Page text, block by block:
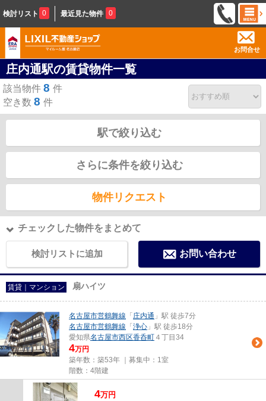
検討リスト 0 最近見た物件 0
お問合せ
庄内通駅の賃貸物件一覧
該当物件 8 件
空き数 8 件
駅で絞り込む
さらに条件を絞り込む
物件リクエスト
チェックした物件をまとめて
検討リストに追加 お問い合わせ
賃貸｜マンション 扇ハイツ
名古屋市営鶴舞線 「 庄内通 」駅 徒歩7分
名古屋市営鶴舞線 「 浄心 」駅 徒歩18分
愛知県名古屋市西区香呑町 ４丁目34
4万円
築年数：築53年 ｜募集中： 1室
階数：4階建
4万円